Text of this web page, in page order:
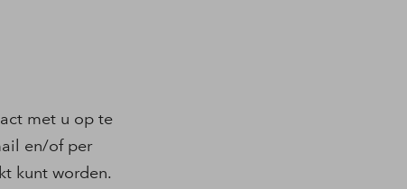
met u op te
en/of per
kunt worden.